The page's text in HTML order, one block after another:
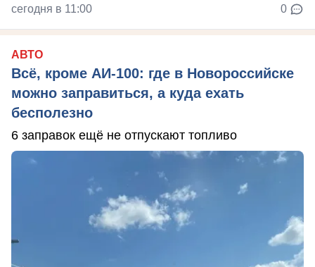
сегодня в 11:00 0
АВТО
Всё, кроме АИ-100: где в Новороссийске
можно заправиться, а куда ехать
бесполезно
6 заправок ещё не отпускают топливо